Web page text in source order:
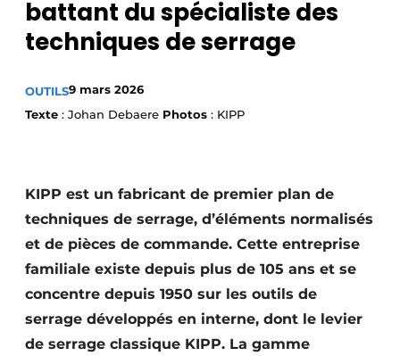
Termes et conditions
Video’s
battant du spécialiste des
techniques de serrage
OUTILS9 mars 2026
Texte : Johan Debaere Photos : KIPP
KIPP est un fabricant de premier plan de
techniques de serrage, d’éléments normalisés
et de pièces de commande. Cette entreprise
familiale existe depuis plus de 105 ans et se
concentre depuis 1950 sur les outils de
serrage développés en interne, dont le levier
de serrage classique KIPP. La gamme